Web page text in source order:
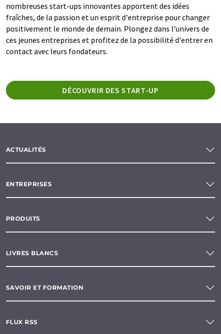
nombreuses start-ups innovantes apportent des idées
fraîches, de la passion et un esprit d'entreprise pour changer
positivement le monde de demain. Plongez dans l'univers de
ces jeunes entreprises et profitez de la possibilité d'entrer en
contact avec leurs fondateurs.
DÉCOUVRIR DES START-UP
ACTUALITÉS
ENTREPRISES
PRODUITS
LIVRES BLANCS
SAVOIR ET FORMATION
FLUX RSS